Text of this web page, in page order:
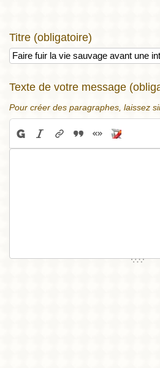
Titre (obligatoire)
Texte de votre message
Pour créer des paragraphes, laissez